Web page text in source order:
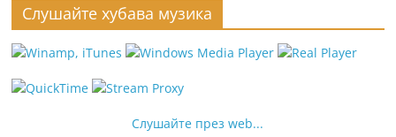
Слушайте хубава музика
Слушайте през web...